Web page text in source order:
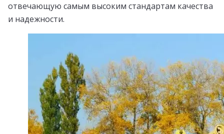
отвечающую самым высоким стандартам качества
и надежности.